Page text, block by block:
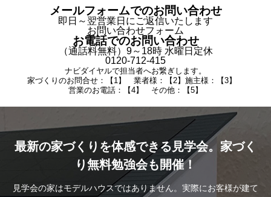
メールフォームでのお問い合わせ
即日～翌営業日にご返信いたします
お問い合わせフォーム
お電話でのお問い合わせ
（通話料無料）9～18時 水曜日定休
0120-712-415
ナビダイヤルで担当者へお繋ぎします。
家づくりのお問合せ：【1】 業者様：【2】施主様：【3】
営業のお電話：【4】 その他：【5】
最新の家づくりを体感できる見学会。家づく
り無料勉強会も開催！
見学会の家はモデルハウスではありません。実際にお客様が建て